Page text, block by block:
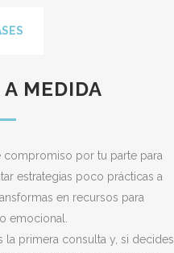
A MEDIDA
compromiso por tu parte para
estrategias poco prácticas a
en recursos para
emocional.
la primera consulta y, si decides